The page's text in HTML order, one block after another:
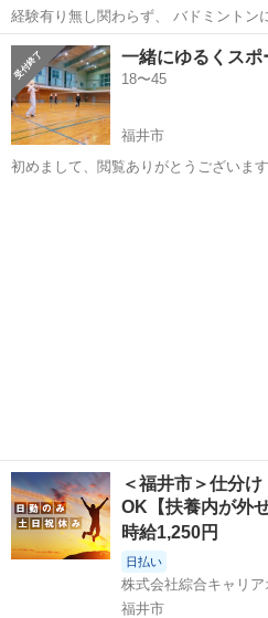
経験有り無し関わらず、 バドミントン
い方、 一緒にバドミントン楽しみましょう✨ 活動は平日夜
中で 月2回程度で考えてます 参加してみたい方、 メッセージ待ってま
す😊
福井 鯖江市 水落駅 バドミ
一緒にゆるくス
18〜45
福井市
初めまして、閲覧ありがとうございます。 軽運動サークル【あそ
＜福井市＞仕分
OK【扶養内が外
時給1,250円
日払い
株式会社綜合キャリア
福井市